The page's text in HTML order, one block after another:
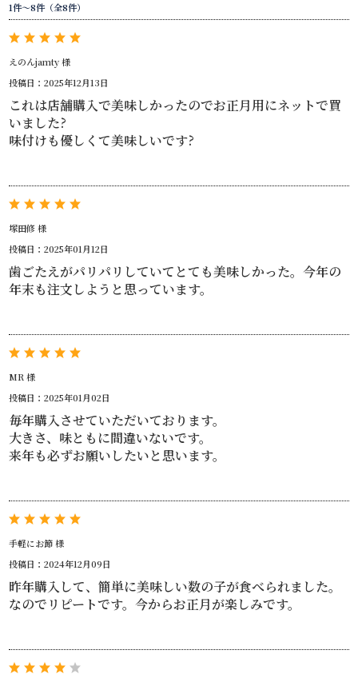
1件～8件（全8件）
えのんjamty 様
投稿日：2025年12月13日
これは店舗購入で美味しかったのでお正月用にネットで買
いました?
味付けも優しくて美味しいです?
塚田修 様
投稿日：2025年01月12日
歯ごたえがパリパリしていてとても美味しかった。今年の
年末も注文しようと思っています。
MR 様
投稿日：2025年01月02日
毎年購入させていただいております。
大きさ、味ともに間違いないです。
来年も必ずお願いしたいと思います。
手軽にお節 様
投稿日：2024年12月09日
昨年購入して、簡単に美味しい数の子が食べられました。
なのでリピートです。今からお正月が楽しみです。